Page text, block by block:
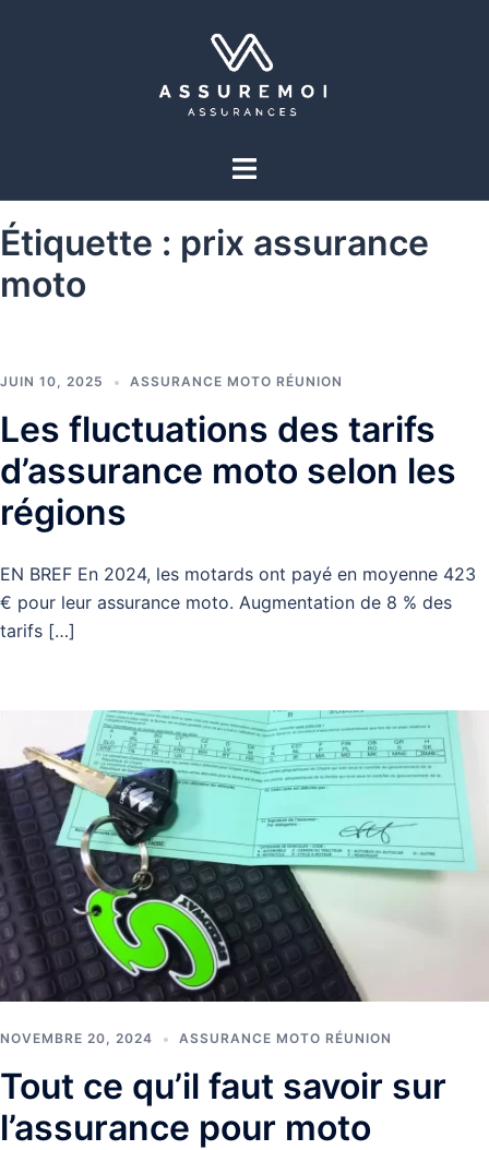
Étiquette : prix assurance
moto
JUIN 10, 2025 ASSURANCE MOTO RÉUNION
Les fluctuations des tarifs
d’assurance moto selon les
régions
EN BREF En 2024, les motards ont payé en moyenne 423
€ pour leur assurance moto. Augmentation de 8 % des
tarifs […]
NOVEMBRE 20, 2024 ASSURANCE MOTO RÉUNION
Tout ce qu’il faut savoir sur
l’assurance pour moto